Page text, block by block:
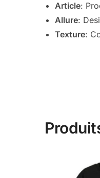
Article:
Allure:
Texture: